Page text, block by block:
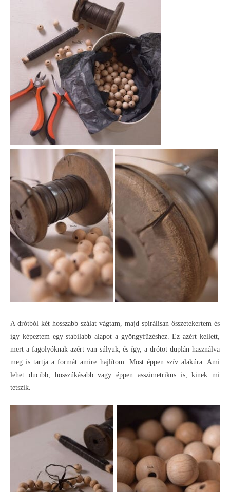
A drótból két hosszabb szálat vágtam, majd spirálisan összetekertem és
így képeztem egy stabilabb alapot a gyöngyfűzéshez. Ez azért kellett,
mert a fagolyóknak azért van súlyuk, és így, a drótot duplán használva
meg is tartja a formát amire hajlítom. Most éppen szív alakúra. Ami
lehet ducibb, hosszúkásabb vagy éppen asszimetrikus is, kinek mi
tetszik.